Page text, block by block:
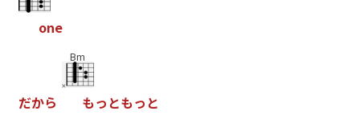
one
だから
Bm
もっ ともっ と